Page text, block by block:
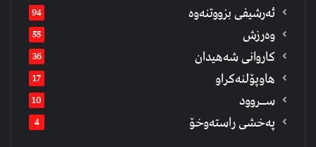
ئەرشیفى بزووتنەوە 94
وەرزش 55
كاروانی شەهیدان 36
هاوپۆلنەكراو 17
ســروود 10
په‌خشی راسته‌وخۆ 4